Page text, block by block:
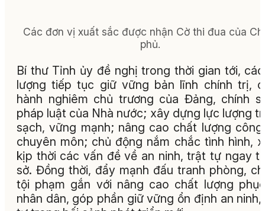
Các đơn vị xuất sắc được nhận Cờ thi đua của
phủ.
Bí thư Tỉnh ủy đề nghị trong thời gian tới,
lượng tiếp tục giữ vững bản lĩnh chính trị,
hành nghiêm chủ trương của Đảng, chính
pháp luật của Nhà nước; xây dựng lực lượng
sạch, vững mạnh; nâng cao chất lượng
chuyên môn; chủ động nắm chắc tình hình,
kịp thời các vấn đề về an ninh, trật tự ngay
sở. Đồng thời, đẩy mạnh đấu tranh phòng,
tội phạm gắn với nâng cao chất lượng
nhân dân, góp phần giữ vững ổn định an